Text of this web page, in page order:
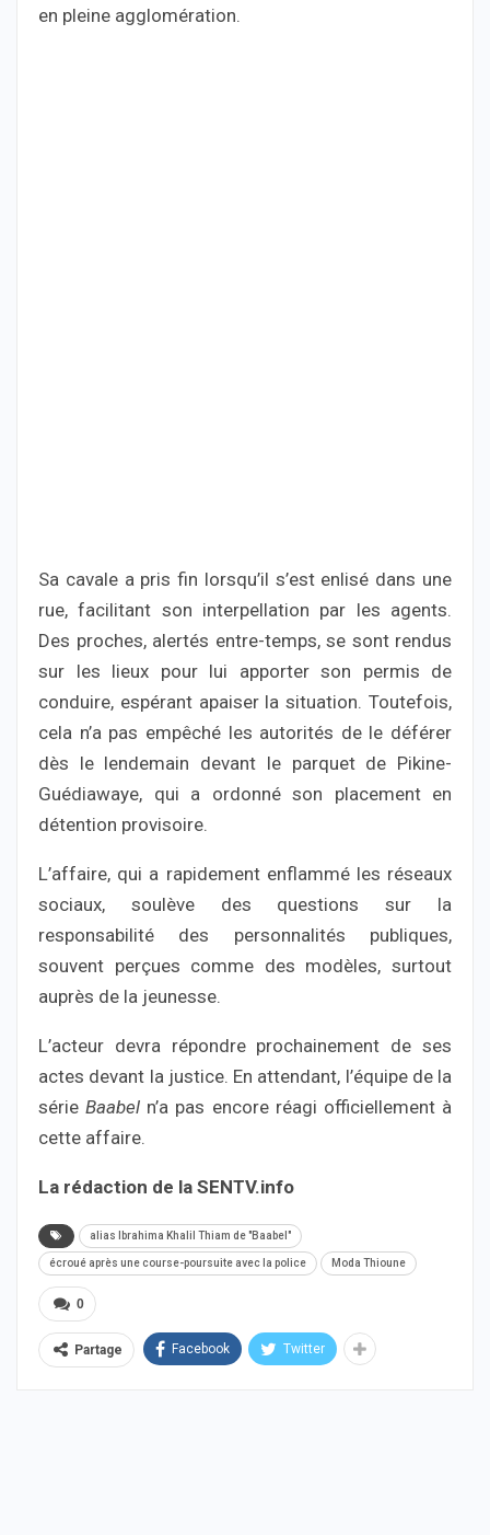
en pleine agglomération.
Sa cavale a pris fin lorsqu’il s’est enlisé dans une
rue, facilitant son interpellation par les agents.
Des proches, alertés entre-temps, se sont rendus
sur les lieux pour lui apporter son permis de
conduire, espérant apaiser la situation. Toutefois,
cela n’a pas empêché les autorités de le déférer
dès le lendemain devant le parquet de Pikine-
Guédiawaye, qui a ordonné son placement en
détention provisoire.
L’affaire, qui a rapidement enflammé les réseaux
sociaux, soulève des questions sur la
responsabilité des personnalités publiques,
souvent perçues comme des modèles, surtout
auprès de la jeunesse.
L’acteur devra répondre prochainement de ses
actes devant la justice. En attendant, l’équipe de la
sérieBaabel n’a pas encore réagi officiellement à
cette affaire.
La rédaction de la SENTV.info
alias Ibrahima Khalil Thiam de "Baabel"
écroué après une course-poursuite avec la police Moda Thioune
0
Partage Facebook Twitter